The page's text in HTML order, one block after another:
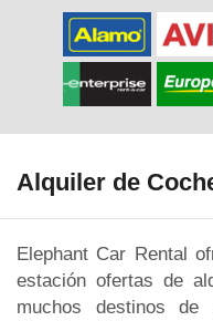
Alquiler de
Elephant Car Rental
estación ofertas de
muchos destinos